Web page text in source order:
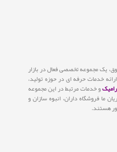
یک مجموعه تخصصی فعال در بازار
خدمات حرفه ای در حوزه تولید،
و خدمات مرتبط در این مجموعه
فروشگاه داران، انبوه سازان و
هستند.